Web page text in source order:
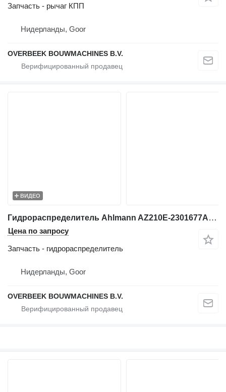
Запчасть - рычаг КПП
Нидерланды, Goor
OVERBEEK BOUWMACHINES B.V.
ВИДЕО
Гидрораспределитель Ahlmann AZ210E-2301677AL-Valve/Ventile/Ventiel для фронтального погрузчика
Цена по запросу
Запчасть - гидрораспределитель
Нидерланды, Goor
OVERBEEK BOUWMACHINES B.V.